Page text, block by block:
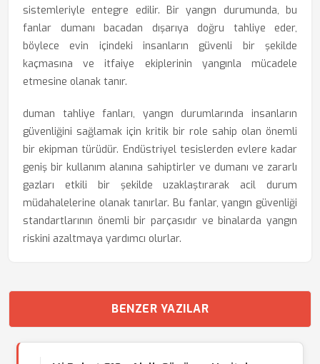
sistemleriyle entegre edilir. Bir yangın durumunda, bu
fanlar dumanı bacadan dışarıya doğru tahliye eder,
böylece evin içindeki insanların güvenli bir şekilde
kaçmasına ve itfaiye ekiplerinin yangınla mücadele
etmesine olanak tanır.
duman tahliye fanları, yangın durumlarında insanların
güvenliğini sağlamak için kritik bir role sahip olan önemli
bir ekipman türüdür. Endüstriyel tesislerden evlere kadar
geniş bir kullanım alanına sahiptirler ve dumanı ve zararlı
gazları etkili bir şekilde uzaklaştırarak acil durum
müdahalelerine olanak tanırlar. Bu fanlar, yangın güvenliği
standartlarının önemli bir parçasıdır ve binalarda yangın
riskini azaltmaya yardımcı olurlar.
BENZER YAZILAR